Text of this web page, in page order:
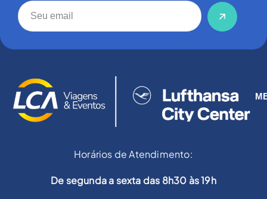
Horários de Atendimento:
De segunda a sexta das 8h30 às 19h